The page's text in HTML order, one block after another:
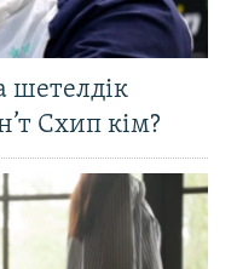
шетелдік
Схип кім?